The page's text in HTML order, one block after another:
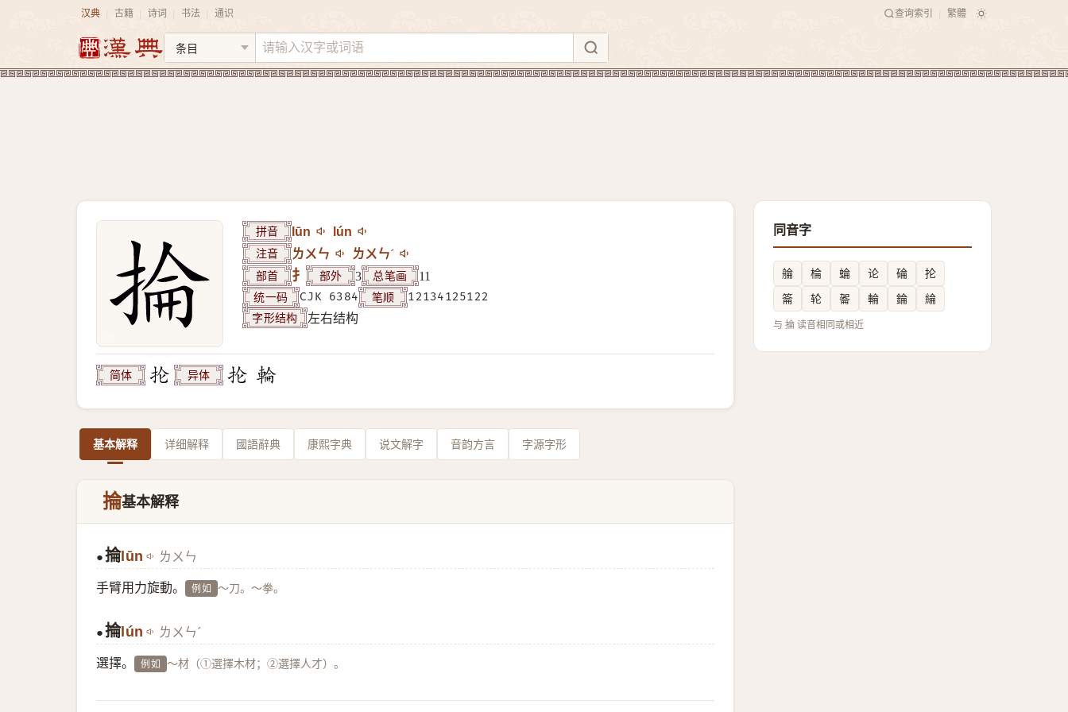
汉典 古籍 诗词 书法 通识 查询索引 繁體
拼音 lūn lún
注音 ㄌㄨㄣ ㄌㄨㄣˊ
部首 扌 部外 3 总笔画 11
统一码 CJK 6384 笔顺 12134125122
字形结构 左右结构
简体 异体
基本解释 详细解释 國語辭典 康熙字典 说文解字 音韵方言 字源字形
掄基本解释
● 掄lūn ㄌㄨㄣ
手臂用力旋動。 例如 ～刀。～拳。
● 掄lún ㄌㄨㄣˊ
選擇。 例如 ～材（①選擇木材；②選擇人才）。
同音字
䑳 棆 蜦 论 碖
抡
䈁
轮 嗧 輪 錀 綸
与 掄 读音相同或相近